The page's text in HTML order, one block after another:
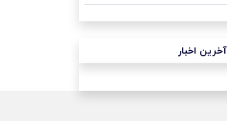
آخرین اخبار